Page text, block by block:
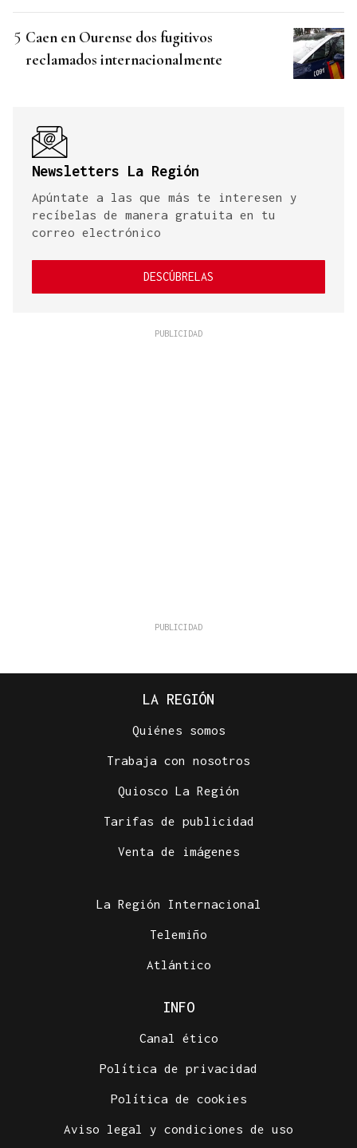
Caen en Ourense dos fugitivos
reclamados internacionalmente
Newsletters La Región
Apúntate a las que más te interesen y
recíbelas de manera gratuita en tu
correo electrónico
DESCÚBRELAS
LA REGIÓN
Quiénes somos
Trabaja con nosotros
Quiosco La Región
Tarifas de publicidad
Venta de imágenes
La Región Internacional
Telemiño
Atlántico
INFO
Canal ético
Política de privacidad
Política de cookies
Aviso legal y condiciones de uso